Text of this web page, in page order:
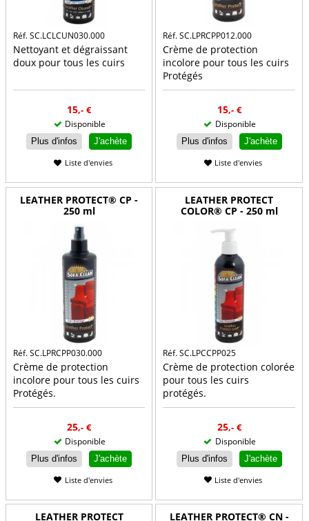
Réf. SC.LCLCUN030.000
Nettoyant et dégraissant
doux pour tous les cuirs
15,- €
Disponible
Plus d'infos J'achète
Liste d'envies
Réf. SC.LPRCPP012.000
Crème de protection
incolore pour tous les cuirs
Protégés
15,- €
Disponible
Plus d'infos J'achète
Liste d'envies
LEATHER PROTECT® CP -
250 ml
Réf. SC.LPRCPP030.000
Crème de protection
incolore pour tous les cuirs
Protégés.
25,- €
Disponible
Plus d'infos J'achète
Liste d'envies
LEATHER PROTECT
COLOR® CP - 250 ml
Réf. SC.LPCCPP025
Crème de protection colorée
pour tous les cuirs
protégés.
25,- €
Disponible
Plus d'infos J'achète
Liste d'envies
LEATHER PROTECT LEATHER PROTECT® CN -